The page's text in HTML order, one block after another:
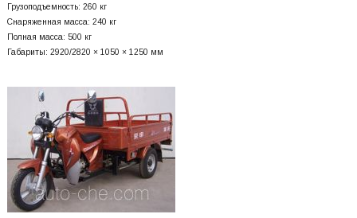
Грузоподъемность: 260 кг
Снаряженная масса: 240 кг
Полная масса: 500 кг
Габариты: 2920/2820 × 1050 × 1250 мм